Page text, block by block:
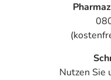
Nutzen Sie